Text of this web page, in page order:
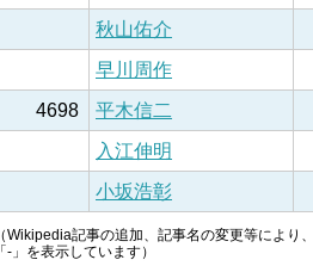
秋山佑介
早川周作
4698
平木信二
入江伸明
小坂浩彰
（Wikipedia記事の追加、記事名の変更等により
「-」を表示しています）